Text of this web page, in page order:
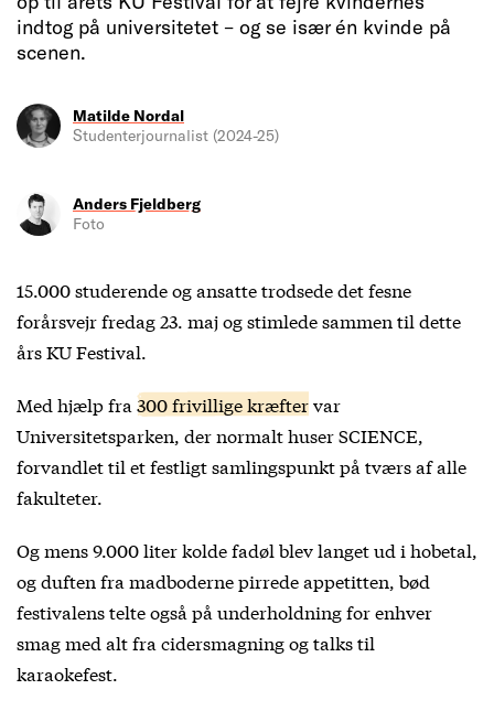
indtog på universitetet – og se især én kvinde på
scenen.
Matilde Nordal
Studenterjournalist (2024-25)
Anders Fjeldberg
Foto
15.000 studerende og ansatte trodsede det fesne
forårsvejr fredag 23. maj og stimlede sammen til dette
års KU Festival.
Med hjælp fra 300 frivillige kræftervar
Universitetsparken, der normalt huser SCIENCE,
forvandlet til et festligt samlingspunkt på tværs af alle
fakulteter.
Og mens 9.000 liter kolde fadøl blev langet ud i hobetal,
og duften fra madboderne pirrede appetitten, bød
festivalens telte også på underholdning for enhver
smag med alt fra cidersmagning og talks til
karaokefest.